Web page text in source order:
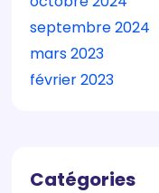
septembre 2024
mars 2023
février 2023
Catégories